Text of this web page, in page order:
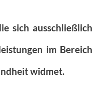
sich ausschließlich
im Bereich
widmet.